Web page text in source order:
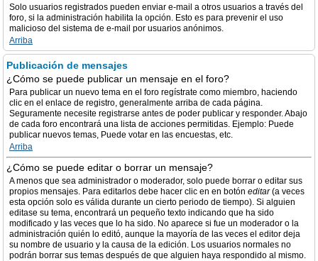
Solo usuarios registrados pueden enviar e-mail a otros usuarios a través del
foro, si la administración habilita la opción. Esto es para prevenir el uso
malicioso del sistema de e-mail por usuarios anónimos.
Arriba
Publicación de mensajes
¿Cómo se puede publicar un mensaje en el foro?
Para publicar un nuevo tema en el foro regístrate como miembro, haciendo
clic en el enlace de registro, generalmente arriba de cada página.
Seguramente necesite registrarse antes de poder publicar y responder. Abajo
de cada foro encontrará una lista de acciones permitidas. Ejemplo: Puede
publicar nuevos temas, Puede votar en las encuestas, etc.
Arriba
¿Cómo se puede editar o borrar un mensaje?
A menos que sea administrador o moderador, solo puede borrar o editar sus
propios mensajes. Para editarlos debe hacer clic en en botón editar(a veces
esta opción solo es válida durante un cierto periodo de tiempo). Si alguien
editase su tema, encontrará un pequeño texto indicando que ha sido
modificado y las veces que lo ha sido. No aparece si fue un moderador o la
administración quién lo editó, aunque la mayoría de las veces el editor deja
su nombre de usuario y la causa de la edición. Los usuarios normales no
podrán borrar sus temas después de que alguien haya respondido al mismo.